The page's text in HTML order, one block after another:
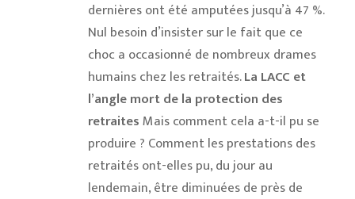
dernières ont été amputées jusqu’à 47 %.
Nul besoin d’insister sur le fait que ce
choc a occasionné de nombreux drames
humains chez les retraités.La LACC et
l’angle mort de la protection des
retraitesMais comment cela a-t-il pu se
produire ? Comment les prestations des
retraités ont-elles pu, du jour au
lendemain, être diminuées de près de